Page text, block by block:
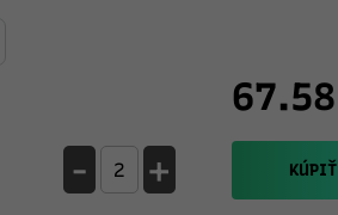
67.58
- + KÚPIŤ